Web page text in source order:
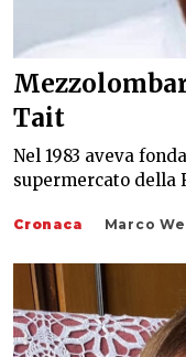
Tait
Nel 1983 aveva
supermercato della
Cronaca Marco